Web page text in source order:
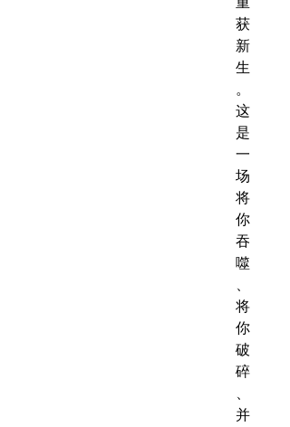
获
新
生
。
这
是
一
场
将
你
吞
噬
将
你
破
碎
并